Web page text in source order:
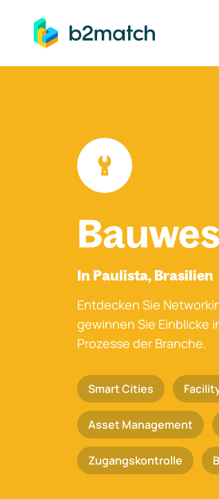
springen
In Paulista, Brasilien
Entdecken Sie
gewinnen Sie Einblicke
Prozesse der Branche.
Smart Cities
Asset Management
Zugangskontrolle